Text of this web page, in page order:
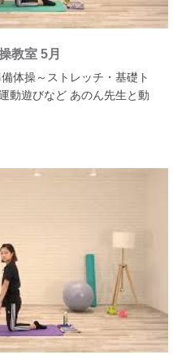
教室 5月
体操～ストレッチ・基礎ト
動遊びなど あのん先生と動